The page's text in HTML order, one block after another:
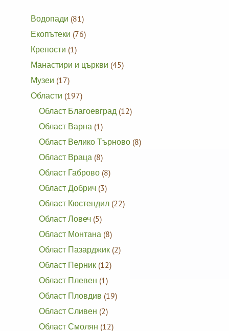
Водопади (81)
Екопътеки (76)
Крепости (1)
Манастири и църкви (45)
Музеи (17)
Области (197)
Област Благоевград (12)
Област Варна (1)
Област Велико Търново (8)
Област Враца (8)
Област Габрово (8)
Област Добрич (3)
Област Кюстендил (22)
Област Ловеч (5)
Област Монтана (8)
Област Пазарджик (2)
Област Перник (12)
Област Плевен (1)
Област Пловдив (19)
Област Сливен (2)
Област Смолян (12)